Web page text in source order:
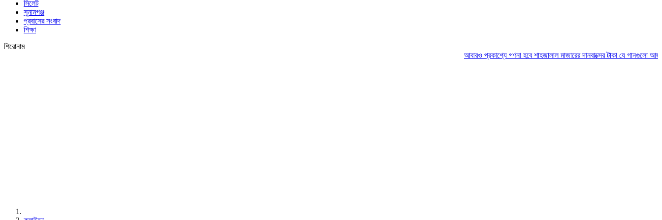
সিলেট
সুনামগঞ্জ
প্রবাসের সংবাদ
শিক্ষা
শিরোনাম
আবারও প্রকাশ্যে গণনা হবে শাহজালাল মাজারের দানবাক্সের টাকাযে গানগুলো আজও ফিরিয়ে